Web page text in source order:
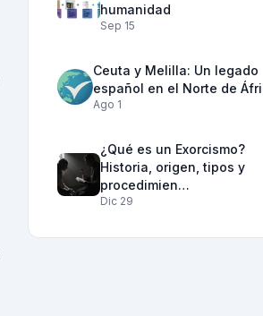
humanidad
Sep 15
Ceuta y Melilla: Un legado
español en el Norte de
Ago 1
¿Qué es un Exorcismo?
Historia, origen, tipos y
procedimien…
Dic 29